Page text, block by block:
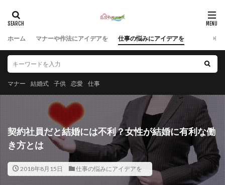
ホーム マナーや作法にアイデアを 仕事の悩みにアイデアを
マナー 結婚式 子供 恋愛 仕事
契約社員だと結婚には不利？女性が結婚に有利な働
き方とは
2018年8月15日 仕事の悩みにアイデアを